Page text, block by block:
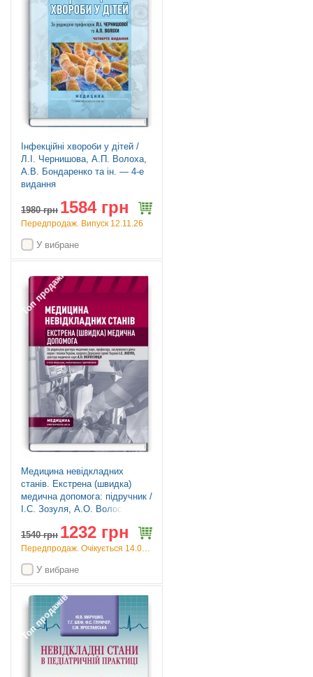
Інфекційні хвороби у дітей /
Л.I. Чернишова, А.П. Волоха,
А.В. Бондаренко та ін. — 4-е
видання
1980грн 1584 грн
Передпродаж. Випуск 12.11.26
У вибране
Топ продажів
Медицина невідкладних
станів. Екстрена (швидка)
медична допомога: підручник /
I.С. Зозуля, А.О. Волосовець,
видання
1540грн 1232 грн
Передпродаж. Очікується 14.09.26
У вибране
Топ продажів